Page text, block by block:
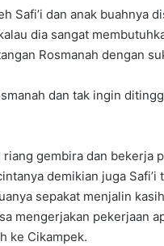
Safi’i dan anak buahnya
dia sangat
Rosmanah dengan
dan tak ingin
gembira dan bekerja
demikian juga Safi’i
sepakat menjalin
mengerjakan pekerjaan
ke Cikampek.